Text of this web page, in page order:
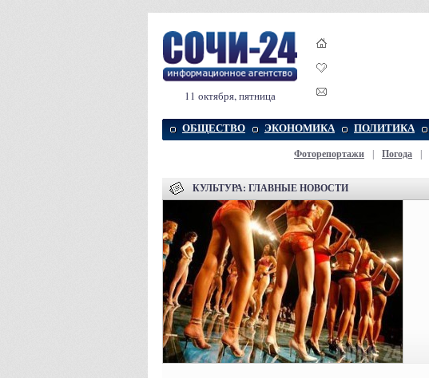
11 октября, пятница
ОБЩЕСТВО ЭКОНОМИКА ПОЛИТИКА
Фоторепортажи Погода
КУЛЬТУРА: ГЛАВНЫЕ НОВОСТИ